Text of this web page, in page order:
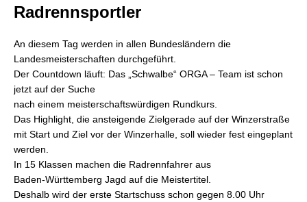
Radrennsportler
An diesem Tag werden in allen Bundesländern die
Landesmeisterschaften durchgeführt.
Der Countdown läuft: Das „Schwalbe“ ORGA – Team ist schon
jetzt auf der Suche
nach einem meisterschaftswürdigen Rundkurs.
Das Highlight, die ansteigende Zielgerade auf der Winzerstraße
mit Start und Ziel vor der Winzerhalle, soll wieder fest eingeplant
werden.
In 15 Klassen machen die Radrennfahrer aus
Baden-Württemberg Jagd auf die Meistertitel.
Deshalb wird der erste Startschuss schon gegen 8.00 Uhr